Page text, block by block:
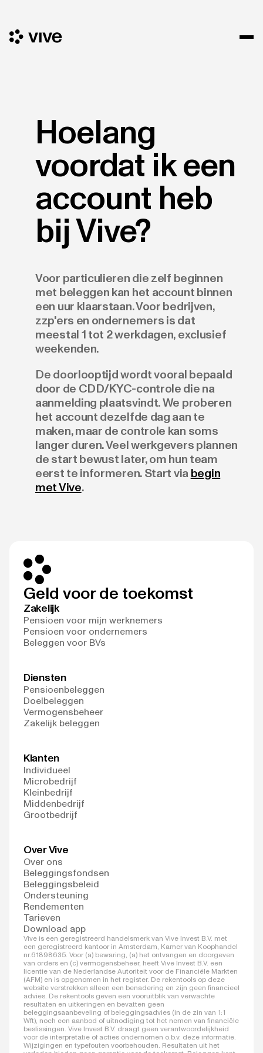
Hoelang
voordat ik een
account heb
bij Vive?
Voor particulieren die zelf beginnen
met beleggen kan het account binnen
een uur klaarstaan. Voor bedrijven,
zzp'ers en ondernemers is dat
meestal 1 tot 2 werkdagen, exclusief
weekenden.
De doorlooptijd wordt vooral bepaald
door de CDD/KYC-controle die na
aanmelding plaatsvindt. We proberen
het account dezelfde dag aan te
maken, maar de controle kan soms
langer duren. Veel werkgevers plannen
de start bewust later, om hun team
eerst te informeren. Start via begin
met Vive.
Geld voor de toekomst
Zakelijk
Pensioen voor mijn werknemers
Pensioen voor ondernemers
Beleggen voor BVs
Diensten
Pensioenbeleggen
Doelbeleggen
Vermogensbeheer
Zakelijk beleggen
Klanten
Individueel
Microbedrijf
Kleinbedrijf
Middenbedrijf
Grootbedrijf
Over Vive
Over ons
Beleggingsfondsen
Beleggingsbeleid
Ondersteuning
Rendementen
Tarieven
Download app
Vive is een geregistreerd handelsmerk van Vive Invest B.V. met
een geregistreerd kantoor in Amsterdam, Kamer van Koophandel
nr.61898635. Voor (a) bewaring, (a) het ontvangen en doorgeven
van orders en (c) vermogensbeheer, heeft Vive Invest B.V. een
licentie van de Nederlandse Autoriteit voor de Financiële Markten
(AFM) en is opgenomen in het register. De rekentools op deze
website verstrekken alleen een benadering en zijn geen financieel
advies. De rekentools geven een vooruitblik van verwachte
resultaten en uitkeringen en bevatten geen
beleggingsaanbeveling of beleggingsadvies (in de zin van 1:1
Wft), noch een aanbod of uitnodiging tot het nemen van financiële
beslissingen. Vive Invest B.V. draagt geen verantwoordelijkheid
voor de interpretatie of acties ondernomen o.b.v. deze informatie.
Wijzigingen en typefouten voorbehouden. Resultaten uit het